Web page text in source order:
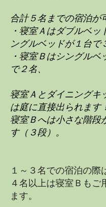
合計５名までの宿泊が
・寝室Ａはダブルベッ
ングルベッドが１台で
・寝室Ｂはシングルベ
で２名、
寝室Ａとダイニングキ
は庭に直接出られます
寝室Ｂへは小さな階段
す（３段）。
１～３名での宿泊の際
４名以上は寝室Ｂ もご
ます。